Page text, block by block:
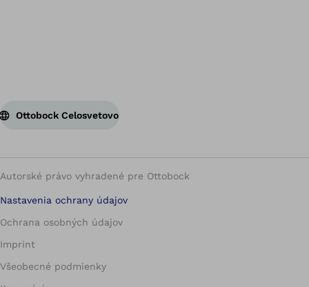
Ottobock Celosvetovo
Autorské právo vyhradené pre Ottobock
Nastavenia ochrany údajov
Ochrana osobných údajov
Imprint
Všeobecné podmienky